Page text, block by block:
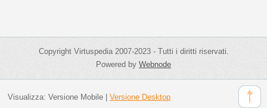
Copyright Virtuspedia 2007-2023 - Tutti i diritti riservati.
Powered byWebnode
Visualizza: Versione Mobile| Versione Desktop